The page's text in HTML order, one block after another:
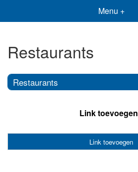
Menu +
Restaurants
Restaurants
Link toevoegen
Link toevoegen